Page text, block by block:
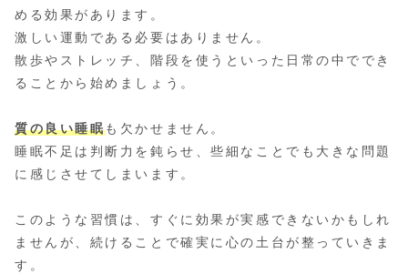
める効果があります。
激しい運動である必要はありません。
散歩やストレッチ、階段を使うといった日常の中ででき
ることから始めましょう。
質の良い睡眠も欠かせません。
睡眠不足は判断力を鈍らせ、些細なことでも大きな問題
に感じさせてしまいます。
このような習慣は、すぐに効果が実感できないかもしれ
ませんが、続けることで確実に心の土台が整っていきま
す。